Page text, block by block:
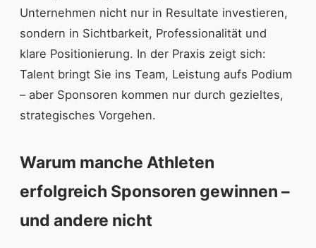
Unternehmen nicht nur in Resultate investieren,
sondern in Sichtbarkeit, Professionalität und
klare Positionierung. In der Praxis zeigt sich:
Talent bringt Sie ins Team, Leistung aufs Podium
– aber Sponsoren kommen nur durch gezieltes,
strategisches Vorgehen.
Warum manche Athleten
erfolgreich Sponsoren gewinnen –
und andere nicht